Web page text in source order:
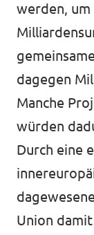
werden, um
dagegen
Manche
würden
Durch eine
Union